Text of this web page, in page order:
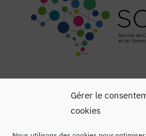
Gérer le
cookies